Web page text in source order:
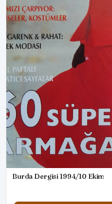
Burda Dergisi 1994/10 Ekim